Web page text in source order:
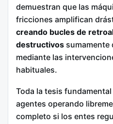
demuestran que las
fricciones amplifican
creando bucles de
destructivos sumamente
mediante las
habituales.
Toda la tesis
agentes operando
completo si los entes